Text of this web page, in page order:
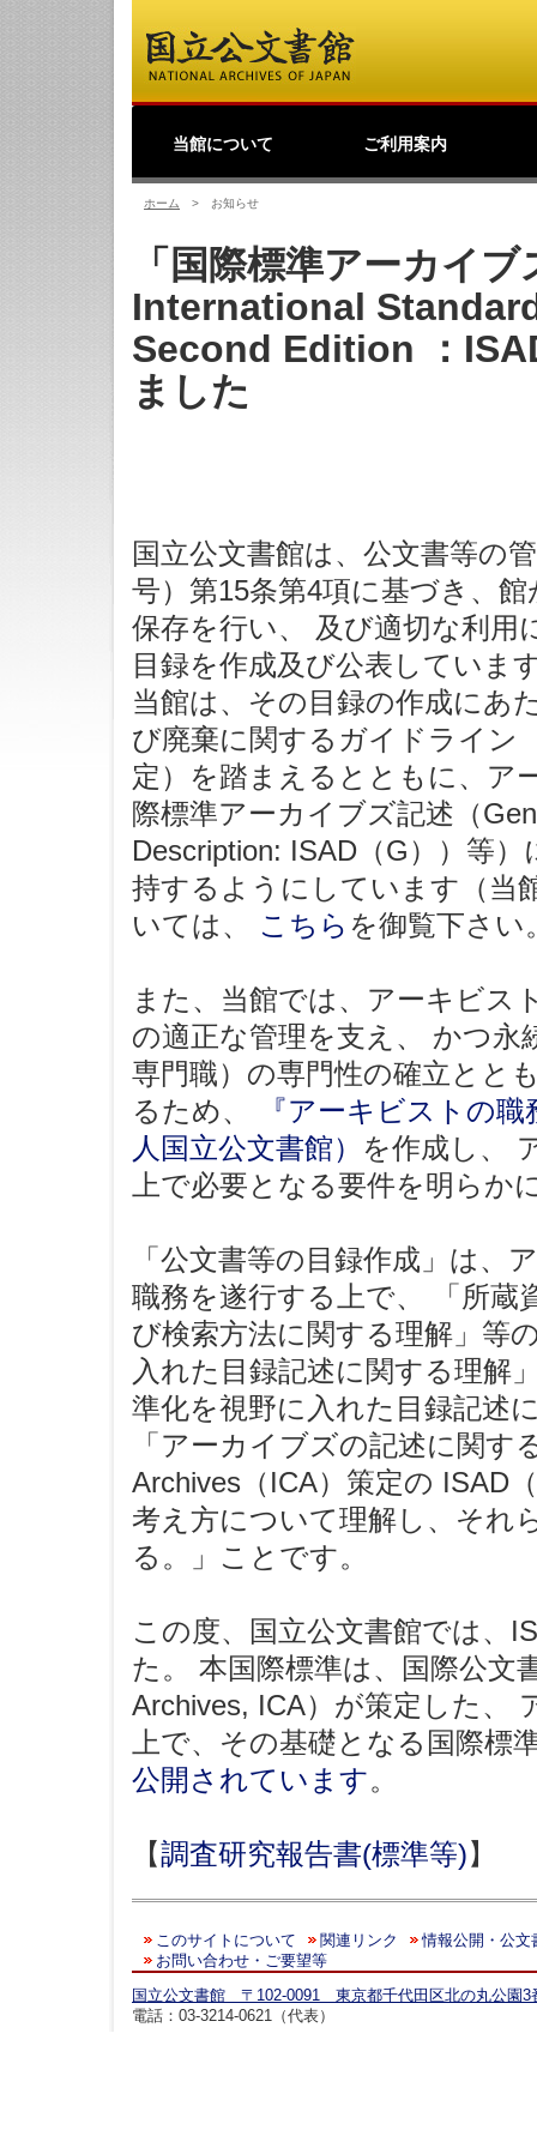
当館について
館長挨拶
事業理念
公文書館概要
業務・活動
過去の業務・活動
歴史公文書等の移管か
館主催見学会
調査研究
研修・全国公文書館会
国際交流
アーキビストの認証
採用情報
国立公文書館紹介映像
ご寄附のお願い
アクセス
ご利用案内
開館情報
資料の探し方について
来館して利用する方へ
つ
利
原
来館せずに利用する方
お問い合わせ・ご要望
よくあるご質問
ショップ
友の会
デ
日
ホーム > お知らせ
「国際標準アーカイ
International
Second Edition ：
ました
国立公文書館は、公文書等の
号）第15条第4項に基づき、
保存を行い、 及び適切な利用
目録を作成及び公表していま
当館は、その目録の作成にあ
び廃棄に関するガイドライン
定）を踏まえるとともに、ア
際標準アーカイブズ記述（
Description: ISAD（G））等
持するようにしています（当
いては、 こちら を御覧下さい
また、当館では、アーキビス
の適正な管理を支え、 かつ
専門職）の専門性の確立とと
るため、
『アーキビストの
人国立公文書館） を作成し、
上で必要となる要件を明らか
「公文書等の目録作成」は
職務を遂行する上で、 「所蔵
び検索方法に関する理解」等
入れた目録記述に関する理解
準化を視野に入れた目録記述
「アーカイブズの記述に関す
Archives（ICA）策定の ISAD
考え方について理解し、それ
る。」ことです。
この度、国立公文書館では、
た。 本国際標準は、国際公文
Archives, ICA）が策定した、
上で、その基礎となる国際標
公開されています。
【調査研究報告書(標準等)】
このサイトについて 関連リンク
情報公開・公文
お問い合わせ・ご要望等
国立公文書館 〒102-0091 東京都千代田区北の丸公園3
電話：03-3214-0621（代表）